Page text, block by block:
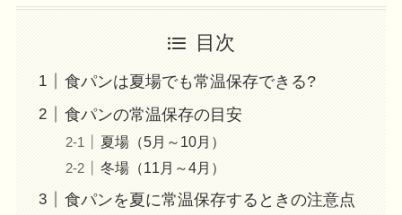
目次
食パンは夏場でも常温保存できる?
食パンの常温保存の目安
夏場（5月～10月）
冬場（11月～4月）
食パンを夏に常温保存するときの注意点